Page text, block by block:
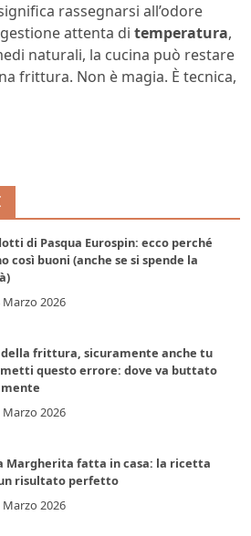
rassegnarsi all’odore
attenta di temperatura,
naturali, la cucina può restare
frittura. Non è magia. È tecnica,
di Pasqua Eurospin: ecco perché
così buoni (anche se si spende la
Marzo 2026
frittura, sicuramente anche tu
questo errore: dove va buttato
Marzo 2026
Margherita fatta in casa: la ricetta
risultato perfetto
Marzo 2026